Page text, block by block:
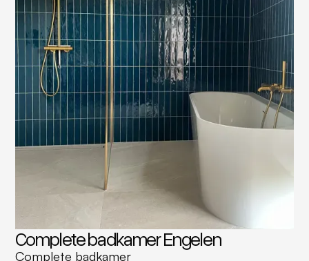
Complete badkamer Engelen
Complete badkamer